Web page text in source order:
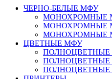
ЧЕРНО-БЕЛЫЕ МФУ
МОНОХРОМНЫЕ
МОНОХРОМНЫЕ
МОНОХРОМНЫЕ
ЦВЕТНЫЕ МФУ
ПОЛНОЦВЕТНЫЕ
ПОЛНОЦВЕТНЫЕ
ПОЛНОЦВЕТНЫЕ